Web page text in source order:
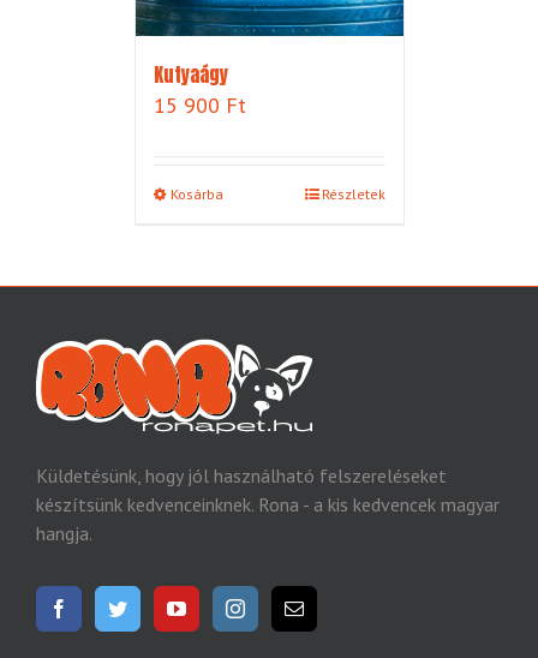
Kutyaágy
15 900 Ft
Kosárba Részletek
Küldetésünk, hogy jól használható felszereléseket
készítsünk kedvenceinknek. Rona - a kis kedvencek magyar
hangja.